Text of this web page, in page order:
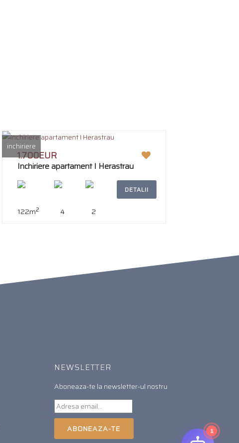
inchiriere
1.700EUR
Inchiriere apartament I Herastrau
122m2 4 2
DETALII
NEWSLETTER
Aboneaza-te la newsletter-ul nostru
ABONEAZA-TE 1